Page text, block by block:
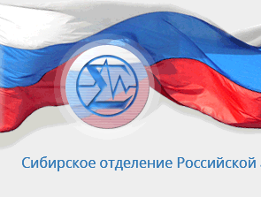
Перейти
основному
содержанию